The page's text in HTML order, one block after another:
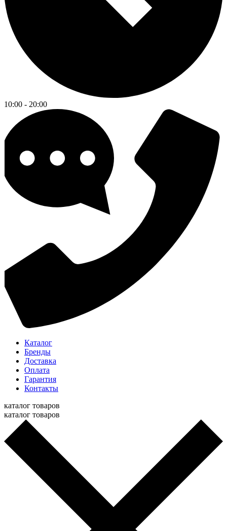
10:00 - 20:00
Каталог
Бренды
Доставка
Оплата
Гарантия
Контакты
каталог товаров
каталог товаров